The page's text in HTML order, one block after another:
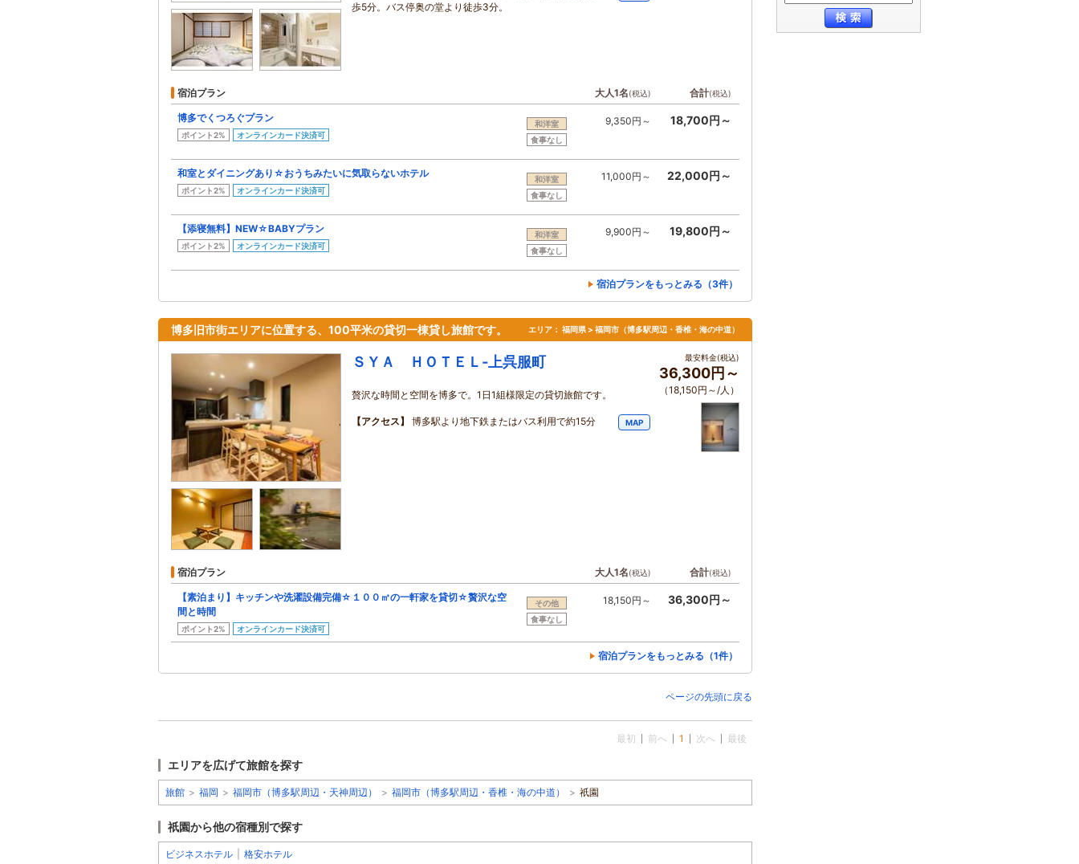
歩5分。バス停奥の堂より徒歩3分。
宿泊プラン 大人1名(税込) 合計(税込)
博多でくつろぐプラン
ポイント2% オンラインカード決済可
和洋室
食事なし
9,350円～ 18,700円～
和室とダイニングあり☆おうちみたいに気取らないホテル
ポイント2% オンラインカード決済可
和洋室
食事なし
11,000円～ 22,000円～
【添寝無料】NEW☆BABYプラン
ポイント2% オンラインカード決済可
和洋室
食事なし
9,900円～ 19,800円～
宿泊プランをもっとみる（3件）
博多旧市街エリアに位置する、100平米の貸切一棟貸し旅館です。 エリア： 福岡県 > 福岡市（博多駅周辺・香椎・海の中道）
ＳＹＡ ＨＯＴＥＬ‐上呉服町
贅沢な時間と空間を博多で。1日1組様限定の貸切旅館です。
【アクセス】 博多駅より地下鉄またはバス利用で約15分 MAP
最安料金(税込)
36,300円～
（18,150円～/人）
宿泊プラン 大人1名(税込) 合計(税込)
【素泊まり】キッチンや洗濯設備完備☆１００㎡の一軒家を貸切☆贅沢な空
間と時間
ポイント2% オンラインカード決済可
その他
食事なし
18,150円～ 36,300円～
宿泊プランをもっとみる（1件）
ページの先頭に戻る
最初 前へ 1 次へ 最後
エリアを広げて旅館を探す
旅館 > 福岡 > 福岡市（博多駅周辺・天神周辺） > 福岡市（博多駅周辺・香椎・海の中道） > 祇園
祇園から他の宿種別で探す
ビジネスホテル 格安ホテル